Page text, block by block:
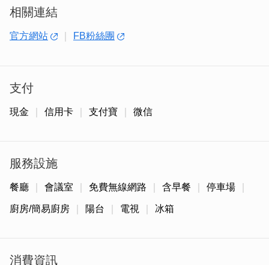
相關連結
官方網站 FB粉絲團
支付
現金 信用卡 支付寶 微信
服務設施
餐廳 會議室 免費無線網路 含早餐 停車場
廚房/簡易廚房 陽台 電視 冰箱
消費資訊